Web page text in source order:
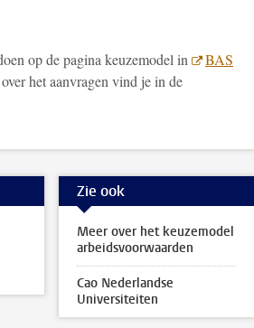
op de pagina keuzemodel in
BAS
het aanvragen vind je in de
Zie ook
Meer over het keuzemodel
arbeidsvoorwaarden
Cao Nederlandse
Universiteiten